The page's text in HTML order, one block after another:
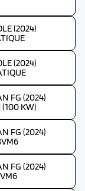
(2024)
(2024)
FG (2024)
(100 KW)
FG (2024)
FG (2024)